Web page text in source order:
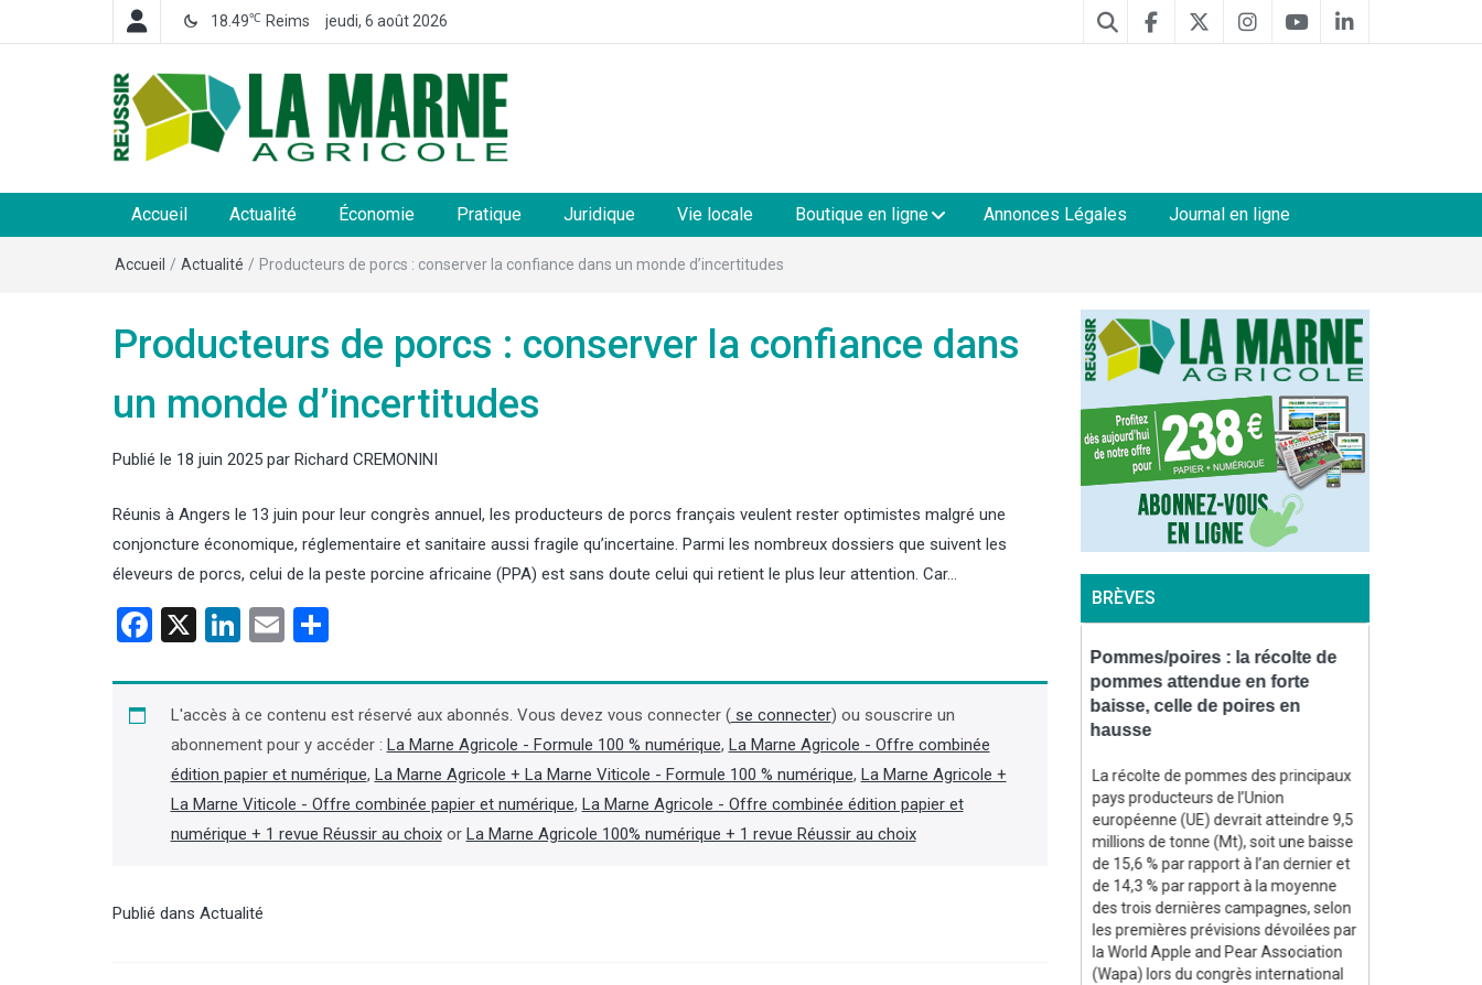
18.49℃ Reims jeudi, 6 août 2026
La Marne Agricole
et rurales
Accueil Actualité Économie Pratique Juridique Vie locale Boutique en ligne Annonces Légales Journal en ligne
Accueil / Actualité / Producteurs de porcs : conserver la confiance dans un monde d’incertitudes
Producteurs de porcs : conserver la confiance dans
un monde d’incertitudes
Publié le 18 juin 2025 par Richard CREMONINI
Réunis à Angers le 13 juin pour leur congrès annuel, les producteurs de porcs français veulent rester optimistes malgré une
conjoncture économique, réglementaire et sanitaire aussi fragile qu’incertaine. Parmi les nombreux dossiers que suivent les
éleveurs de porcs, celui de la peste porcine africaine (PPA) est sans doute celui qui retient le plus leur attention. Car…
Facebook
X LinkedIn
Email
L'accès à ce contenu est réservé aux abonnés. Vous devez vous connecter (se connecter) ou souscrire un
abonnement pour y accéder : La Marne Agricole - Formule 100 % numérique, La Marne Agricole - Offre combinée
édition papier et numérique, La Marne Agricole + La Marne Viticole - Formule 100 % numérique, La Marne Agricole +
La Marne Viticole - Offre combinée papier et numérique, La Marne Agricole - Offre combinée édition papier et
numérique + 1 revue Réussir au choixor La Marne Agricole 100% numérique + 1 revue Réussir au choix
Publié dans Actualité
BRÈVES
Jaouen, ancien
de la chambre de
du Finistère (2001-2019)
on dans la presse locale.
l’environnement de l’OFB
bientôt équipés de caméras
En vertu d’un décret paru au Journal
officiel le 31 juillet, les inspecteurs de
disposer d’une caméra piéton afin de
lorsque se produit ou est susceptible
ne trouve pas d'accord avec
Henkell mais s'est refinancé
La maison de champagne Maison
Pommery, fortement endettée, a
annoncé le 5 août que les
négociations exclusives avec le
fabricant allemand de vin mousseux
nouveau navire ukrainien en
mer Noire
La Russie a visé un vraquier battant
pavillon de la Guinée-Bissau, chargé
de blé ukrainien en mer Noire, dans un
contexte où l’Ukraine et la Russie
poursuivent leurs campagnes de
Pommes/poires : la récolte de
pommes attendue en forte
baisse, celle de poires en
hausse
La récolte de pommes des principaux
pays producteurs de l’Union
européenne (UE) devrait atteindre 9,5
millions de tonne (Mt), soit une baisse
de 15,6 % par rapport à l’an dernier et
de 14,3 % par rapport à la moyenne
des trois dernières campagnes, selon
les premières prévisions dévoilées par
la World Apple and Pear Association
(Wapa) lors du congrès international